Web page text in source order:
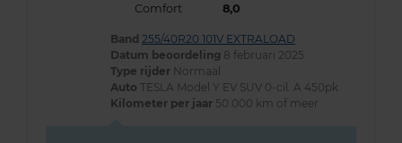
Comfort
8,0
Band 255/40R20 101V EXTRALOAD
Datum beoordeling 8 februari 2025
Type rijder Normaal
Auto TESLA Model Y EV SUV 0-cil. A 450pk
Kilometer per jaar 50.000 km of meer